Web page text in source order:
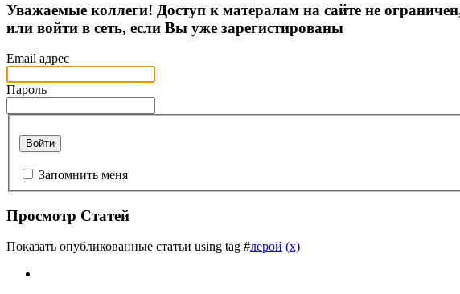
Уважаемые коллеги! Доступ к матералам на сайте не
или войти в сеть, если Вы уже зарегистированы
Email адрес
Пароль
Войти
Запомнить меня
Просмотр Статей
Показать опубликованные статьи using tag #лерой (x)